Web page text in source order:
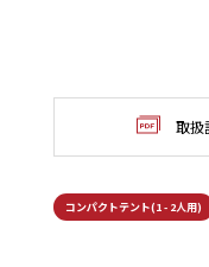
取扱
コンパクトテント(1 - 2人用)